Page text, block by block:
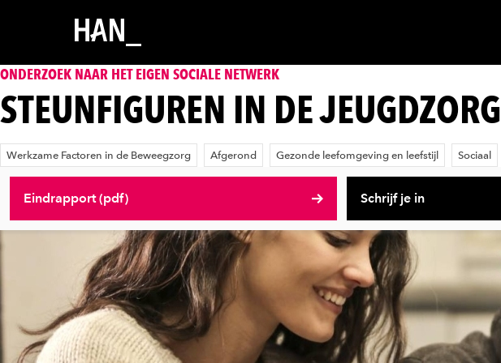
ONDERZOEK NAAR HET EIGEN SOCIALE NETWERK
STEUNFIGUREN IN DE JEUGDZORG
Werkzame Factoren in de Beweegzorg Afgerond Gezonde leefomgeving en leefstijl Sociaal
Eindrapport (pdf) Schrijf je in